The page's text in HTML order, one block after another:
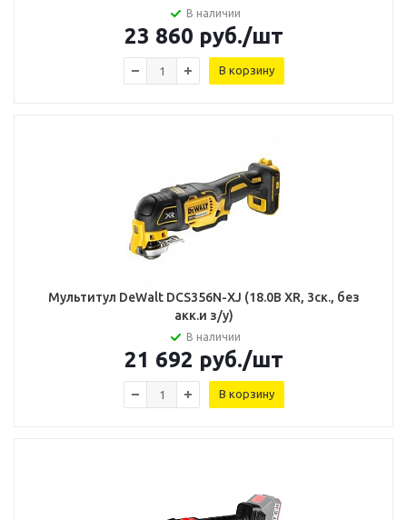
В наличии
23 860 руб./шт
В корзину
Мультитул DeWalt DCS356N-XJ (18.0В XR, 3ск., без
акк.и з/у)
В наличии
21 692 руб./шт
В корзину